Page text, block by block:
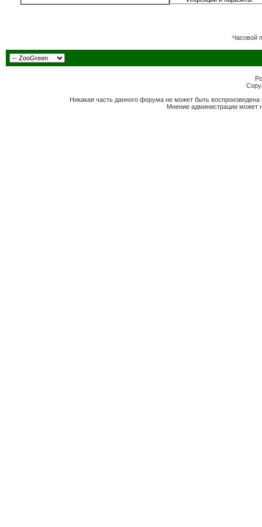
Часовой
Никакая часть данного форума не может быть
Мнение администрации может